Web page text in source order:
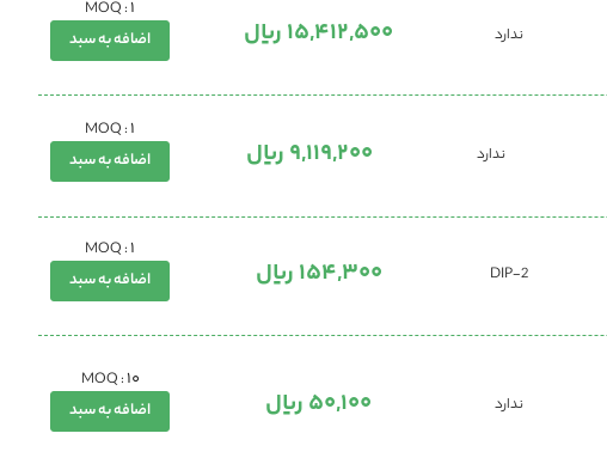
ندارد 15,412,500 ریال
MOQ : 1
اضافه به سبد
ندارد 9,119,200 ریال
MOQ : 1
اضافه به سبد
DIP-2 154,300 ریال
MOQ : 1
اضافه به سبد
ندارد 50,100 ریال
MOQ : 10
اضافه به سبد